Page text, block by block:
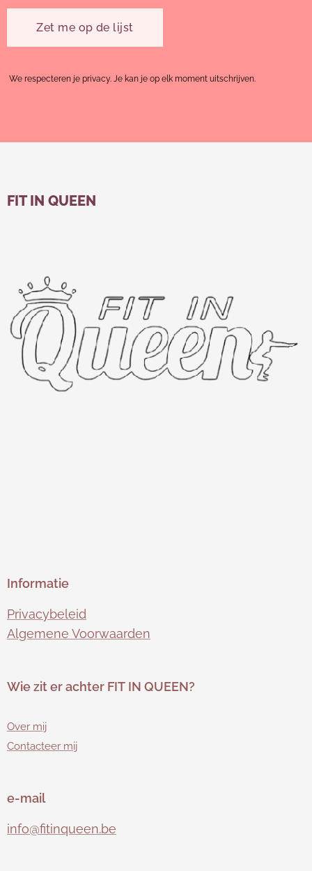
Zet me op de lijst
We respecteren je privacy. Je kan je op elk moment uitschrijven.
FIT IN QUEEN
Informatie
Privacybeleid
Algemene Voorwaarden
Wie zit er achter FIT IN QUEEN?
Over mij
Contacteer mij
e-mail
info@fitinqueen.be